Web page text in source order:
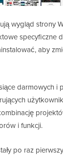
wygląd strony
specyficzne
aby
darmowych i
i funkcji.
po raz